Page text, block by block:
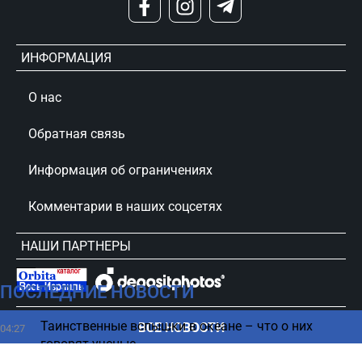
ПОСЛЕДНИЕ НОВОСТИ
04:27
Таинственные вспышки в океане – что о них
говорят ученые
ВСЕ НОВОСТИ
ИНФОРМАЦИЯ
О нас
Обратная связь
Информация об ограничениях
Комментарии в наших соцсетях
НАШИ ПАРТНЕРЫ
сursorinfo.co.il © Все права защищены